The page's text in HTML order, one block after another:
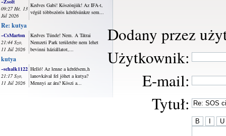
~Zsolt
09:27 Hé, 13
Júl 2026
Kedves Gabi! Köszönjük! Az IFA-t,
végül többszörös kérdésünkre sem...
Re: kutya
~CsMarton
21:44 Szo,
11 Júl 2026
Kedves Tünde! Nem. A Tátrai
Nemzeti Park területére nem lehet
bevinni háziállatot,...
kutya
~schalk1122
21:17 Szo,
11 Júl 2026
Helló! Az lenne a kérdésem,h
lanovkával fel jöhet a kutya?
Mennyi az ára? Köszi a...
Dodany przez
Użytkownik:
E-mail:
Tytuł: